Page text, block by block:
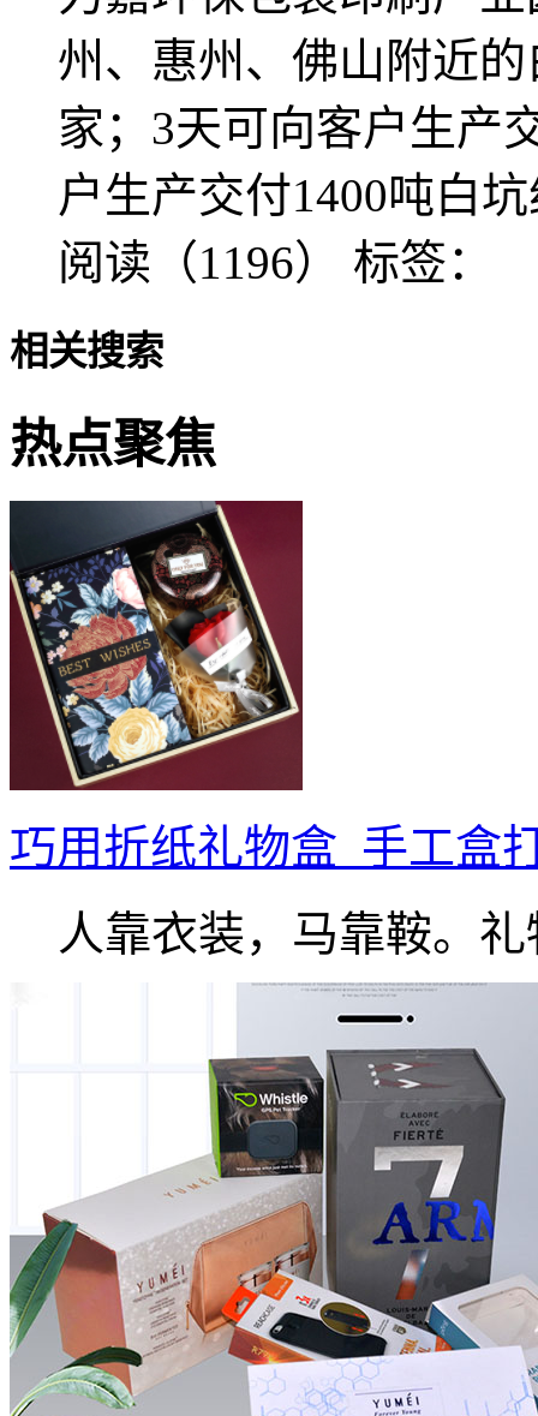
州、惠州、佛山附近
家；3天可向客户生产
户生产交付1400吨白
阅读（1196） 标签：
相关搜索
热点聚焦
巧用折纸礼物盒_手工盒
人靠衣装，马靠鞍。礼